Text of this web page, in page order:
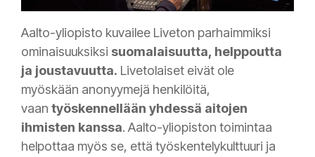
Aalto-yliopisto kuvailee Liveton parhaimmiksi
ominaisuuksiksi suomalaisuutta, helppoutta
ja joustavuutta. Livetolaiset eivät ole
myöskään anonyymejä henkilöitä,
vaan työskennellään yhdessä aitojen
ihmisten kanssa. Aalto-yliopiston toimintaa
helpottaa myös se, että työskentelykulttuuri ja